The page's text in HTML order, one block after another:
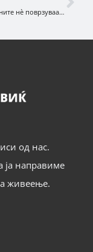
Како приказните нè поврзуваат и убедуваат: Oслободување на моќта на мозокот
од нас.
направиме
живеење.